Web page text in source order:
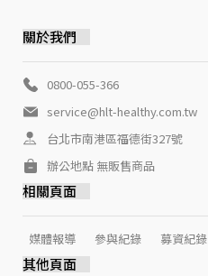
關於我們
0800-055-366
service@hlt-healthy.com.tw
台北市南港區福德街327號
辦公地點 無販售商品
相關頁面
媒體報導 參與紀錄 募資紀錄
其他頁面